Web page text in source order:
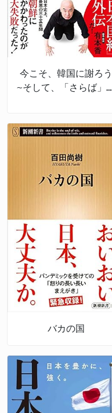
今こそ、韓国に謝ろう
~そして、「さらば」と
バカの国